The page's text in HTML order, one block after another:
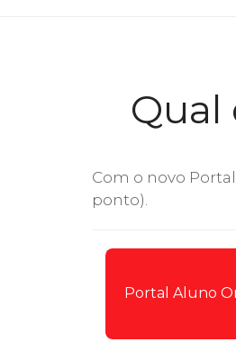
Curta
Vestibular
2ª
Qual
Com o novo
ponto).
Portal Aluno